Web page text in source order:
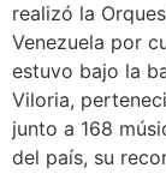
realizó la
Venezuela por
estuvo bajo la
Viloria,
junto a 168
del país, su